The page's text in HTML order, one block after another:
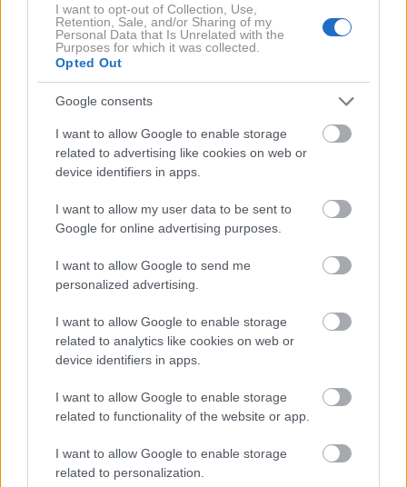
I want to opt-out of Collection, Use,
Retention, Sale, and/or Sharing of my
Personal Data that Is Unrelated with the
Purposes for which it was collected.
Opted Out
Google consents
I want to allow Google to enable storage
related to advertising like cookies on web or
device identifiers in apps.
I want to allow my user data to be sent to
Google for online advertising purposes.
I want to allow Google to send me
personalized advertising.
I want to allow Google to enable storage
related to analytics like cookies on web or
device identifiers in apps.
I want to allow Google to enable storage
related to functionality of the website or app.
I want to allow Google to enable storage
related to personalization.
Takšna rešitev vozniku omogoča, da v nekaj trenutkih
spremeni identiteto vozila in s tem oteži delo
nadzornim kameram, radarjem ter drugim
avtomatiziranim sistemom za spremljanje prometa.
Prav zato so podobni sistemi v Franciji prepovedani
in jih oblasti obravnavajo kot resno kršitev.
Po odkritju naprave so policisti avtomobil zasegli in
kazenske in upravne sankcije.
Posledice so lahko precej hujše od običajne globe.
Francoska zakonodaja za namerno prikrivanje
identitete vozila predvideva visoke denarne kazni,
začasni odvzem vozniškega dovoljenja in zaseg
vozila. V določenih primerih lahko sodišče odloči tudi